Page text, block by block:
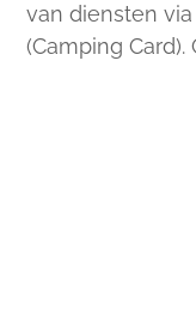
van diensten
(Camping